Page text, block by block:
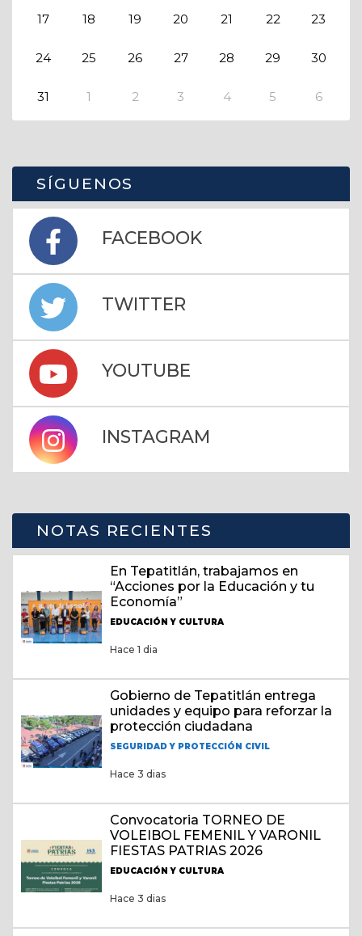
17 18 19 20 21 22 23
24 25 26 27 28 29 30
31 1 2 3 4 5 6
SÍGUENOS
FACEBOOK
TWITTER
YOUTUBE
INSTAGRAM
NOTAS RECIENTES
En Tepatitlán, trabajamos en
“Acciones por la Educación y tu
Economía”
EDUCACIÓN Y CULTURA
Hace 1 dia
Gobierno de Tepatitlán entrega
unidades y equipo para reforzar la
protección ciudadana
SEGURIDAD Y PROTECCIÓN CIVIL
Hace 3 dias
Convocatoria TORNEO DE
VOLEIBOL FEMENIL Y VARONIL
FIESTAS PATRIAS 2026
EDUCACIÓN Y CULTURA
Hace 3 dias